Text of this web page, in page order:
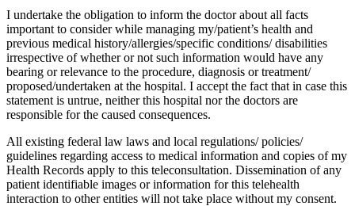
I undertake the obligation to inform the doctor about all facts
important to consider while managing my/patient’s health and
previous medical history/allergies/specific conditions/ disabilities
irrespective of whether or not such information would have any
bearing or relevance to the procedure, diagnosis or treatment/
proposed/undertaken at the hospital. I accept the fact that in case this
statement is untrue, neither this hospital nor the doctors are
responsible for the caused consequences.
All existing federal law laws and local regulations/ policies/
guidelines regarding access to medical information and copies of my
Health Records apply to this teleconsultation. Dissemination of any
patient identifiable images or information for this telehealth
interaction to other entities will not take place without my consent.